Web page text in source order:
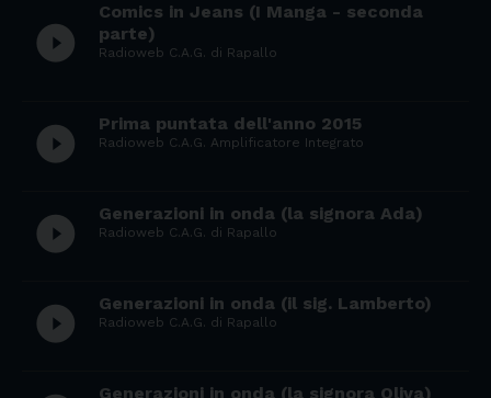
play_circle_filled
Comics in Jeans (I Manga - seconda
parte)
Radioweb C.A.G. di Rapallo
play_circle_filled Prima puntata dell'anno 2015
Radioweb C.A.G. Amplificatore Integrato
play_circle_filled Generazioni in onda (la signora Ada)
Radioweb C.A.G. di Rapallo
play_circle_filled Generazioni in onda (il sig. Lamberto)
Radioweb C.A.G. di Rapallo
Generazioni in onda (la signora Oliva)